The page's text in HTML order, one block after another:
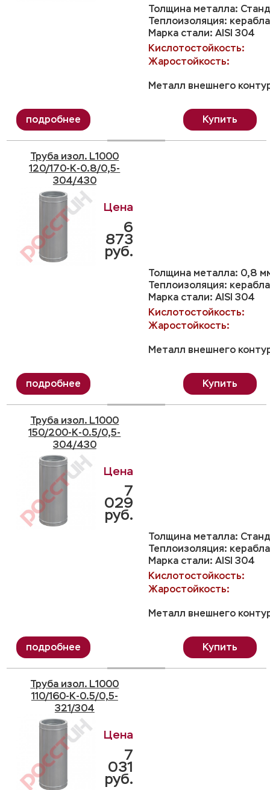
Толщина металла:
Теплоизоляция:
Марка стали: AISI 304
Кислотостойкость:
Жаростойкость:
Металл внешнего
Купить
Труба изол. L1000
120/170-K-0.8/0,5-
304/430
Толщина металла: 0,8
Теплоизоляция:
Марка стали: AISI 304
Кислотостойкость:
Жаростойкость:
Металл внешнего
6
873
руб.
Купить
Труба изол. L1000
150/200-K-0.5/0,5-
304/430
Толщина металла:
Теплоизоляция:
Марка стали: AISI 304
Кислотостойкость:
Жаростойкость:
Металл внешнего
7
029
руб.
Купить
Труба изол. L1000
110/160-K-0.5/0,5-
321/304
7
031
руб.